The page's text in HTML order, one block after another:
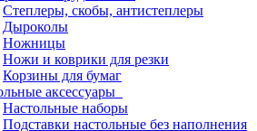
Степлеры, скобы, антистеплеры
Дыроколы
Ножницы
Ножи и коврики для резки
Корзины для бумаг
аксессуары
Настольные наборы
Подставки настольные без наполнения